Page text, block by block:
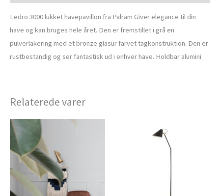
Ledro 3000 lukket havepavillon fra Palram Giver elegance til din
have og kan bruges hele året. Den er fremstillet i grå en
pulverlakering med et bronze glasur farvet tagkonstruktion. Den er
rustbestandig og ser fantastisk ud i enhver have. Holdbar alumini
Relaterede varer